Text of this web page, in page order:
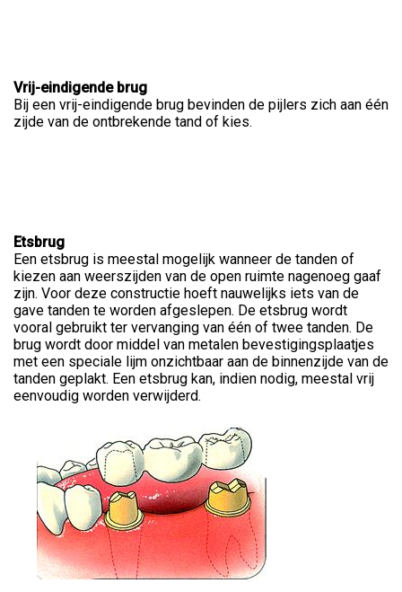
Vrij-eindigende brug
Bij een vrij-eindigende brug bevinden de pijlers zich aan één
zijde van de ontbrekende tand of kies.
Etsbrug
Een etsbrug is meestal mogelijk wanneer de tanden of
kiezen aan weerszijden van de open ruimte nagenoeg gaaf
zijn. Voor deze constructie hoeft nauwelijks iets van de
gave tanden te worden afgeslepen. De etsbrug wordt
vooral gebruikt ter vervanging van één of twee tanden. De
brug wordt door middel van metalen bevestigingsplaatjes
met een speciale lijm onzichtbaar aan de binnenzijde van de
tanden geplakt. Een etsbrug kan, indien nodig, meestal vrij
eenvoudig worden verwijderd.